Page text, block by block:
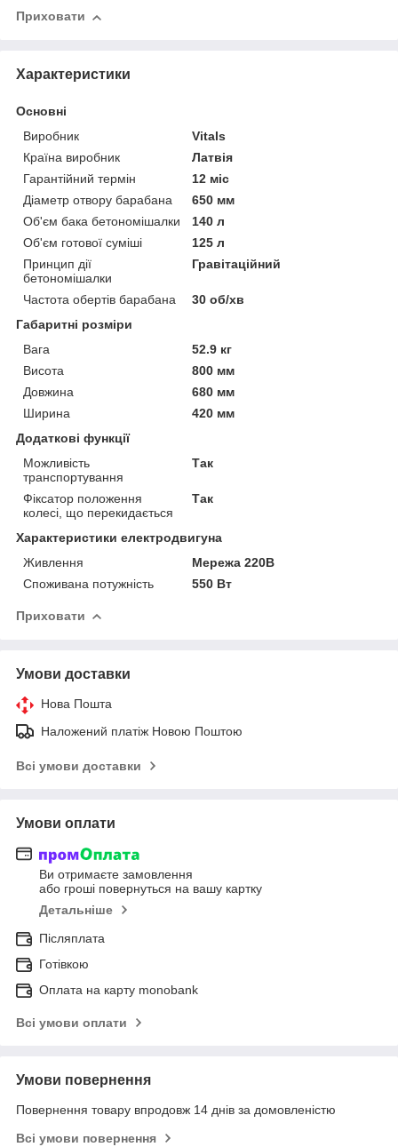
Приховати
Характеристики
Основні
Виробник
Vitals
Країна виробник
Латвія
Гарантійний термін
12 міс
Діаметр отвору барабана
650 мм
Об'єм бака бетономішалки
140 л
Об'єм готової суміші
125 л
Принцип дії
бетономішалки
Гравітаційний
Частота обертів барабана
30 об/хв
Габаритні розміри
Вага
52.9 кг
Висота
800 мм
Довжина
680 мм
Ширина
420 мм
Додаткові функції
Можливість
транспортування
Так
Фіксатор положення
колесі, що перекидається
Так
Характеристики електродвигуна
Живлення
Мережа 220В
Споживана потужність
550 Вт
Приховати
Умови доставки
Нова Пошта
Наложений платіж Новою Поштою
Всі умови доставки
Умови оплати
Ви отримаєте замовлення
або гроші повернуться на вашу картку
Детальніше
Післяплата
Готівкою
Оплата на карту monobank
Всі умови оплати
Умови повернення
Повернення товару впродовж 14 днів за домовленістю
Всі умови повернення